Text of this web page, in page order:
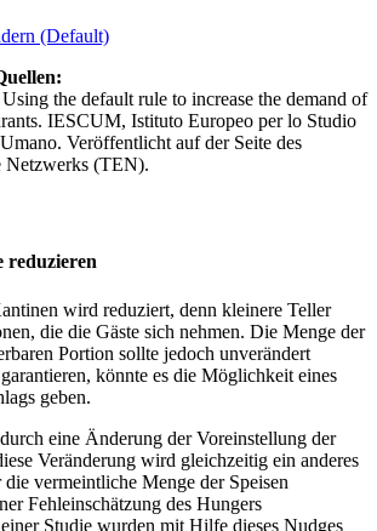
(Default)
the default rule to increase the demand of
IESCUM, Istituto Europeo per lo Studio
Veröffentlicht auf der Seite des
Netzwerks (TEN).
reduzieren
wird reduziert, denn kleinere Teller
die die Gäste sich nehmen. Die Menge der
Portion sollte jedoch unverändert
könnte es die Möglichkeit eines
geben.
eine Änderung der Voreinstellung der
Veränderung wird gleichzeitig ein anderes
vermeintliche Menge der Speisen
Fehleinschätzung des Hungers
Studie wurden mit Hilfe dieses Nudges